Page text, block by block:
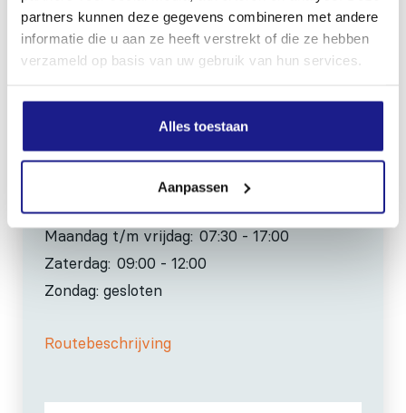
partners kunnen deze gegevens combineren met andere
informatie die u aan ze heeft verstrekt of die ze hebben
verzameld op basis van uw gebruik van hun services.
Alles toestaan
Aanpassen
0517-396800
info@mechanisatiefraneker.nl
OPENINGSTIJDEN
Maandag t/m vrijdag: 07:30 - 17:00
Zaterdag: 09:00 - 12:00
Zondag: gesloten
Routebeschrijving